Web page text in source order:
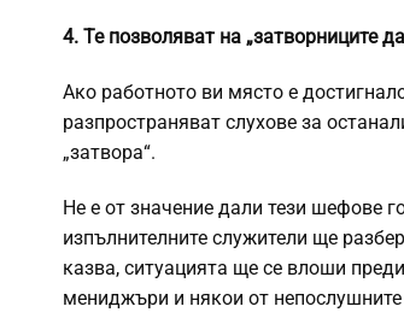
4. Те позволяват на „затворниците
Ако работното ви място е
разпространяват слухове за
„затвора“.
Не е от значение дали тези шефове
изпълнителните служители ще
казва, ситуацията ще се влоши
мениджъри и някои от